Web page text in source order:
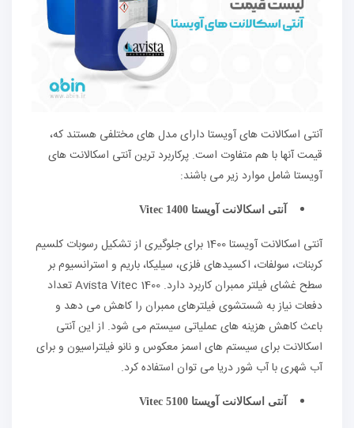
آنتی اسکالانت های آویستا دارای مدل های مختلفی هستند که،
قیمت آنها با هم متفاوت است. پرکاربرد ترین آنتی اسکالانت های
آویستا شامل موارد زیر می باشند:
آنتی اسکالانت آویستا Vitec 1400
آنتی اسکالانت آویستا 1400 برای جلوگیری از تشکیل رسوبات کلسیم
کربنات، سولفات، اکسیدهای فلزی، سیلیکا، باریم و استرانسیوم بر
سطح غشای فیلتر ممبران کاربرد دارد. Avista Vitec 1400 تعداد
دفعات نیاز به شستشوی فیلترهای ممبران را کاهش می دهد و
باعث کاهش هزینه های عملیاتی سیستم می شود. از این آنتی
اسکالانت برای سیستم های اسمز معکوس و نانو فیلتراسیون و برای
آب شهری با آب شور دریا می توان استفاده کرد.
آنتی اسکالانت آویستا Vitec 5100